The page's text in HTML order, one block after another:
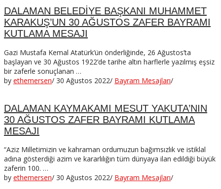
DALAMAN BELEDİYE BAŞKANI MUHAMMET
KARAKUŞ’UN 30 AĞUSTOS ZAFER BAYRAMI
KUTLAMA MESAJI
Gazi Mustafa Kemal Atatürk’ün önderliğinde, 26 Ağustos’ta
başlayan ve 30 Ağustos 1922’de tarihe altın harflerle yazılmış eşsiz
bir zaferle sonuçlanan …
by ethemersen/ 30 Ağustos 2022/ Bayram Mesajları/
DALAMAN KAYMAKAMI MESUT YAKUTA’NIN
30 AĞUSTOS ZAFER BAYRAMI KUTLAMA
MESAJI
“Aziz Milletimizin ve kahraman ordumuzun bağımsızlık ve istiklal
adına gösterdiği azim ve kararlılığın tüm dünyaya ilan edildiği büyük
zaferin 100. …
by ethemersen/ 30 Ağustos 2022/ Bayram Mesajları/